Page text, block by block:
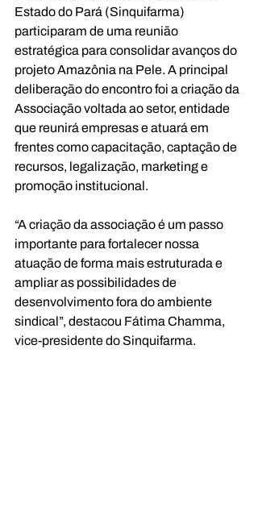
Estado do Pará (Sinquifarma)
participaram de uma reunião
estratégica para consolidar avanços do
projeto Amazônia na Pele. A principal
deliberação do encontro foi a criação da
Associação voltada ao setor, entidade
que reunirá empresas e atuará em
frentes como capacitação, captação de
recursos, legalização, marketing e
promoção institucional.
“A criação da associação é um passo
importante para fortalecer nossa
atuação de forma mais estruturada e
ampliar as possibilidades de
desenvolvimento fora do ambiente
sindical”, destacou Fátima Chamma,
vice-presidente do Sinquifarma.